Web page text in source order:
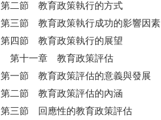
第二節 教育政策執行的方式
第三節 教育政策執行成功的影響因素
第四節 教育政策執行的展望
第十一章 教育政策評估
第一節 教育政策評估的意義與發展
第二節 教育政策評估的內涵
第三節 回應性的教育政策評估